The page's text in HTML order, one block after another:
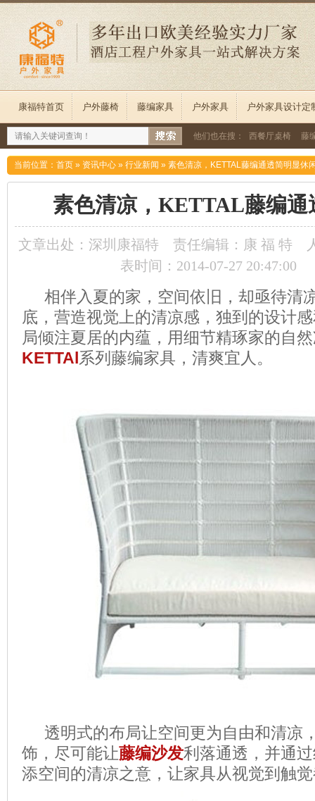
康福特首页 户外藤椅 藤编家具 户外家具 户外家具设计定
他们也在搜： 西餐厅桌椅 藤
当前位置： 首页 » 资讯中心 » 行业新闻 » 素色清凉，KETTAL藤编通透简明显休
素色清凉，KETTAL藤编通
文章出处：深圳康福特 责任编辑：康 福 特
表时间：2014-07-27 20:47:00
相伴入夏的家，空间依旧，却亟待清
底，营造视觉上的清凉感，独到的设计
局倾注夏居的内蕴，用细节精琢家的自
KETTAl系列藤编家具，清爽宜人。
透明式的布局让空间更为自由和清凉
饰，尽可能让藤编沙发利落通透，并通
添空间的清凉之意，让家具从视觉到触